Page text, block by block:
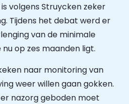
volgens Struycken zeker
Tijdens het debat werd er
van de minimale
op zes maanden ligt.
naar monitoring van
weer willen gaan gokken.
nazorg geboden moet